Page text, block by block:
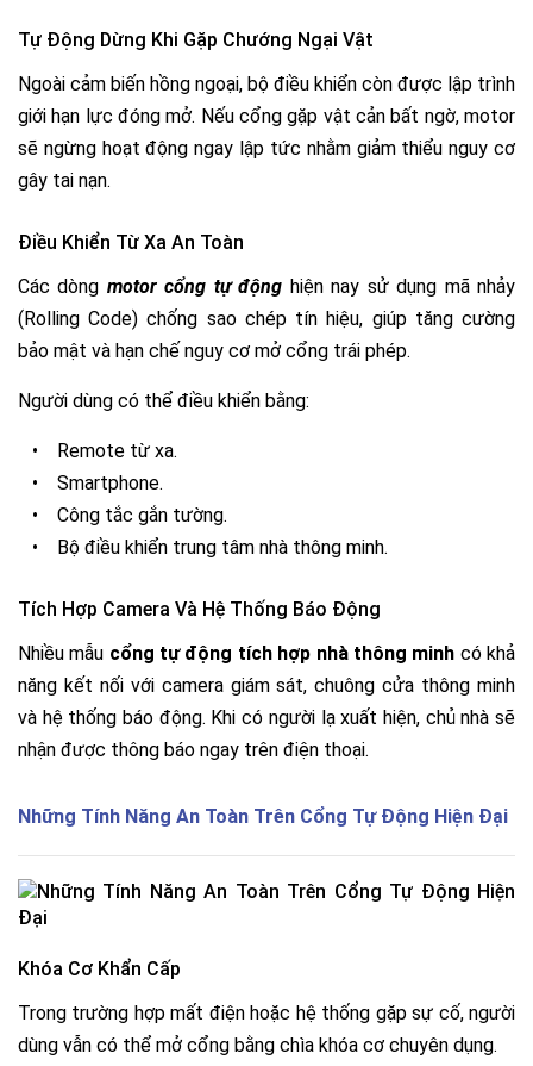
Tự Động Dừng Khi Gặp Chướng Ngại Vật
Ngoài cảm biến hồng ngoại, bộ điều khiển còn được lập trình
giới hạn lực đóng mở. Nếu cổng gặp vật cản bất ngờ, motor
sẽ ngừng hoạt động ngay lập tức nhằm giảm thiểu nguy cơ
gây tai nạn.
Điều Khiển Từ Xa An Toàn
Các dòng motor cổng tự động hiện nay sử dụng mã nhảy
(Rolling Code) chống sao chép tín hiệu, giúp tăng cường
bảo mật và hạn chế nguy cơ mở cổng trái phép.
Người dùng có thể điều khiển bằng:
• Remote từ xa.
• Smartphone.
• Công tắc gắn tường.
• Bộ điều khiển trung tâm nhà thông minh.
Tích Hợp Camera Và Hệ Thống Báo Động
Nhiều mẫu cổng tự động tích hợp nhà thông minh có khả
năng kết nối với camera giám sát, chuông cửa thông minh
và hệ thống báo động. Khi có người lạ xuất hiện, chủ nhà sẽ
nhận được thông báo ngay trên điện thoại.
Những Tính Năng An Toàn Trên Cổng Tự Động Hiện Đại
Khóa Cơ Khẩn Cấp
Trong trường hợp mất điện hoặc hệ thống gặp sự cố, người
dùng vẫn có thể mở cổng bằng chìa khóa cơ chuyên dụng.